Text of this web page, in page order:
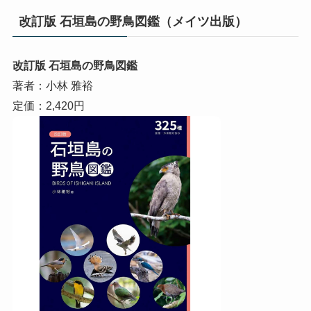
改訂版 石垣島の野鳥図鑑（メイツ出版）
改訂版 石垣島の野鳥図鑑
著者：小林 雅裕
定価：2,420円